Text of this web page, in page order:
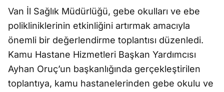
Van İl Sağlık Müdürlüğü, gebe okulları ve ebe
polikliniklerinin etkinliğini artırmak amacıyla
önemli bir değerlendirme toplantısı düzenledi.
Kamu Hastane Hizmetleri Başkan Yardımcısı
Ayhan Oruç’un başkanlığında gerçekleştirilen
toplantıya, kamu hastanelerinden gebe okulu ve